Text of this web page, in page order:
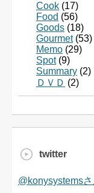
Cook (17)
Food (56)
Goods (18)
Gourmet(53)
Memo (29)
Spot(9)
Summary (2)
ＤＶＤ (2)
twitter
@konysystems